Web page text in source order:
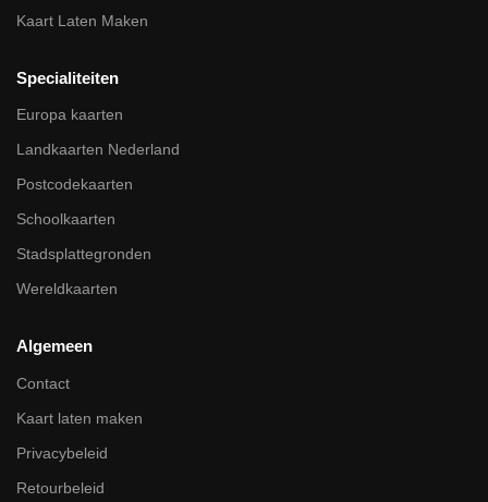
Kaart Laten Maken
Specialiteiten
Europa kaarten
Landkaarten Nederland
Postcodekaarten
Schoolkaarten
Stadsplattegronden
Wereldkaarten
Algemeen
Contact
Kaart laten maken
Privacybeleid
Retourbeleid